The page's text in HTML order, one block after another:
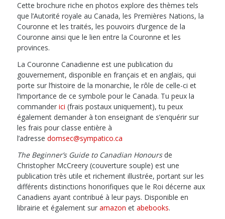
Cette brochure riche en photos explore des thèmes tels
que l’Autorité royale au Canada, les Premières Nations, la
Couronne et les traités, les pouvoirs d’urgence de la
Couronne ainsi que le lien entre la Couronne et les
provinces.
La Couronne Canadienne est une publication du
gouvernement, disponible en français et en anglais, qui
porte sur l’histoire de la monarchie, le rôle de celle-ci et
l’importance de ce symbole pour le Canada. Tu peux la
commander ici (frais postaux uniquement), tu peux
également demander à ton enseignant de s’enquérir sur
les frais pour classe entière à
l’adresse domsec@sympatico.ca
The Beginner’s Guide to Canadian Honoursde
Christopher McCreery (couverture souple) est une
publication très utile et richement illustrée, portant sur les
différents distinctions honorifiques que le Roi décerne aux
Canadiens ayant contribué à leur pays. Disponible en
librairie et également sur amazon et abebooks.